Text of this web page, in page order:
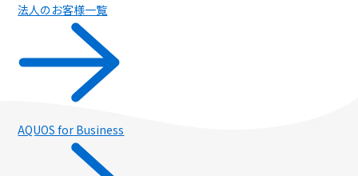
法人のお客様一覧
AQUOS for Business